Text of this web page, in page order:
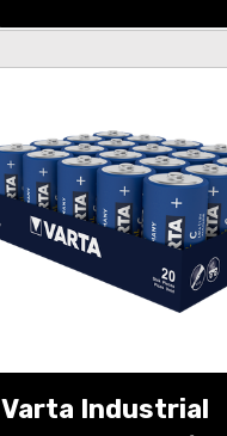
blister 10
Varta Industrial